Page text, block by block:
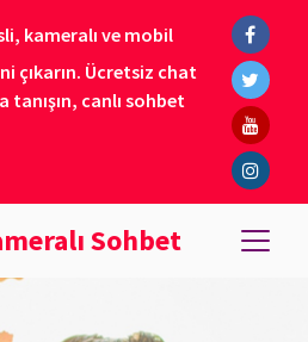
kameralı ve mobil
çıkarın. Ücretsiz chat
tanışın, canlı sohbet
Sohbet